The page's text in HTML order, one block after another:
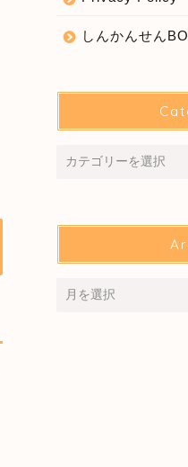
しんかんせん